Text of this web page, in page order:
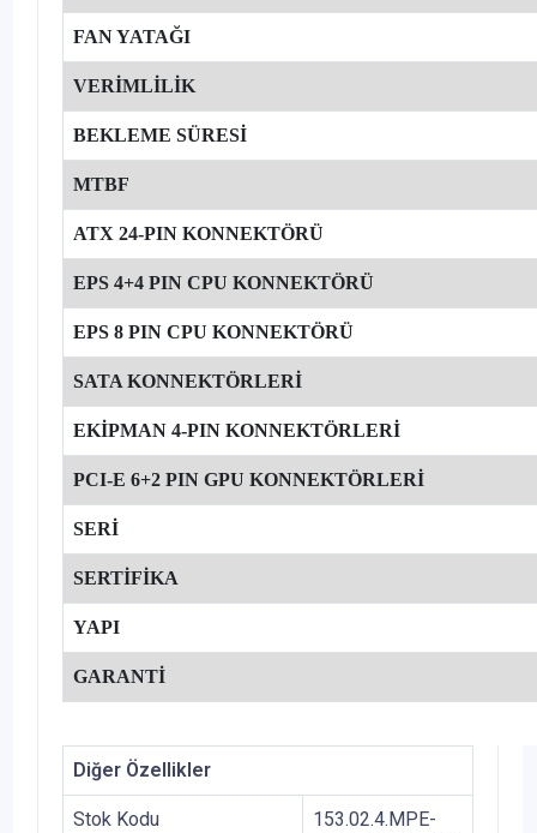
FAN YATAĞI
VERİMLİLİK
BEKLEME SÜRESİ
MTBF
ATX 24-PIN KONNEKTÖRÜ
EPS 4+4 PIN CPU KONNEKTÖRÜ
EPS 8 PIN CPU KONNEKTÖRÜ
SATA KONNEKTÖRLERİ
EKİPMAN 4-PIN KONNEKTÖRLERİ
PCI-E 6+2 PIN GPU KONNEKTÖRLERİ
SERİ
SERTİFİKA
YAPI
GARANTİ
Diğer Özellikler
Stok Kodu
153.02.4.MPE-